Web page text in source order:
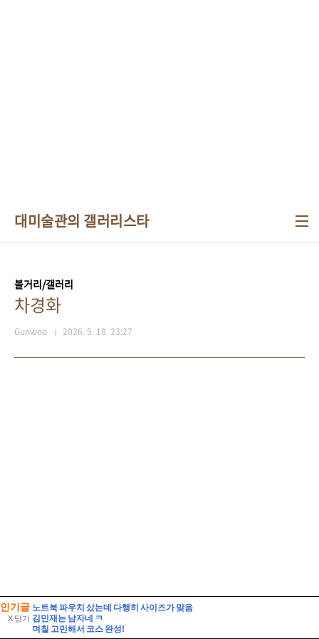
인기글
X 닫기
노트북 파우치 샀는데 다행히 사이즈가 맞음
김민재는 남자네 ㅋ
며칠 고민해서 코스 완성!